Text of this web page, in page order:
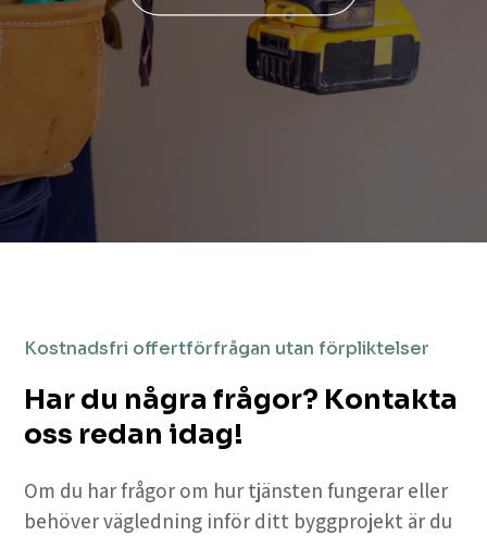
Kostnadsfri offertförfrågan utan förpliktelser
Har du några frågor? Kontakta
oss redan idag!
Om du har frågor om hur tjänsten fungerar eller
behöver vägledning inför ditt byggprojekt är du